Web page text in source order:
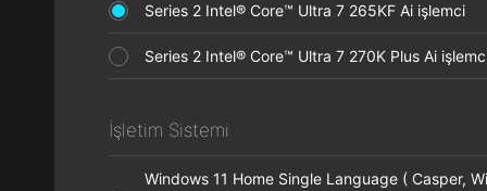
Series 2 Intel® Core™ Ultra 7 265KF Ai işlemci
Series 2 Intel® Core™ Ultra 7 270K Plus Ai
İşletim Sistemi
Windows 11 Home Single Language ( Casper,